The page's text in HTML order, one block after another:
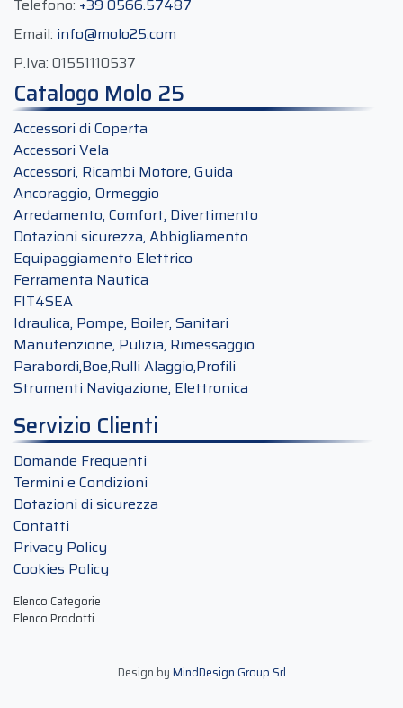
Telefono: +39 0566.57487
Email: info@molo25.com
P.Iva: 01551110537
Catalogo Molo 25
Accessori di Coperta
Accessori Vela
Accessori, Ricambi Motore, Guida
Ancoraggio, Ormeggio
Arredamento, Comfort, Divertimento
Dotazioni sicurezza, Abbigliamento
Equipaggiamento Elettrico
Ferramenta Nautica
FIT4SEA
Idraulica, Pompe, Boiler, Sanitari
Manutenzione, Pulizia, Rimessaggio
Parabordi,Boe,Rulli Alaggio,Profili
Strumenti Navigazione, Elettronica
Servizio Clienti
Domande Frequenti
Termini e Condizioni
Dotazioni di sicurezza
Contatti
Privacy Policy
Cookies Policy
Elenco Categorie
Elenco Prodotti
Design byMindDesign Group Srl